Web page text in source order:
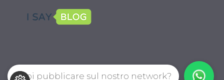
Vuoi pubblicare sul nostro network?